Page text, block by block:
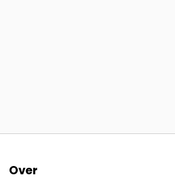
Over